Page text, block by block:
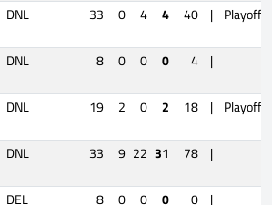
DNL 33 0 4 4 40 | Playoffs
DNL 8 0 0 0 4 |
DNL 19 2 0 2 18 | Playoffs
DNL 33 9 22 31 78 |
DEL 8 0 0 0 0 |